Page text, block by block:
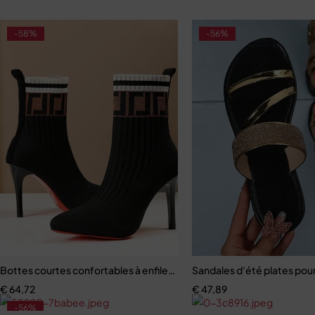
-58%
Bottes courtes confortables à enfiler pour femmes, talons hauts
€ 64,72
-56%
Sandales d'été plates
€47,89
-56%